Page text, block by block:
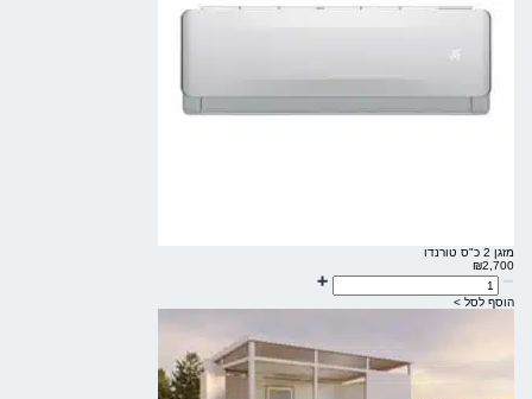
מזגן 2 כ"ס טורנדו
₪2,700
הוסף לסל >